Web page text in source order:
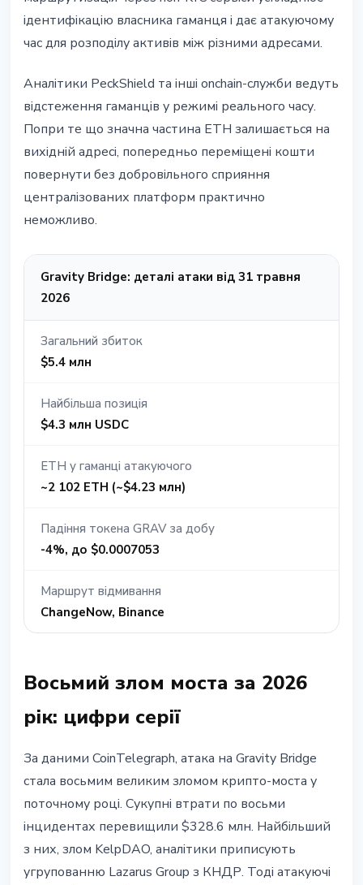
ідентифікацію власника гаманця і дає атакуючому
час для розподілу активів між різними адресами.
Аналітики PeckShield та інші onchain-служби ведуть
відстеження гаманців у режимі реального часу.
Попри те що значна частина ETH залишається на
вихідній адресі, попередньо переміщені кошти
повернути без добровільного сприяння
централізованих платформ практично
неможливо.
Gravity Bridge: деталі атаки від 31 травня
2026
Загальний збиток
$5.4 млн
Найбільша позиція
$4.3 млн USDC
ETH у гаманці атакуючого
~2 102 ETH (~$4.23 млн)
Падіння токена GRAV за добу
-4%, до $0.0007053
Маршрут відмивання
ChangeNow, Binance
Восьмий злом моста за 2026
рік: цифри серії
За даними CoinTelegraph, атака на Gravity Bridge
стала восьмим великим зломом крипто-моста у
поточному році. Сукупні втрати по восьми
інцидентах перевищили $328.6 млн. Найбільший
з них, злом KelpDAO, аналітики приписують
угрупованню Lazarus Group з КНДР. Тоді атакуючі